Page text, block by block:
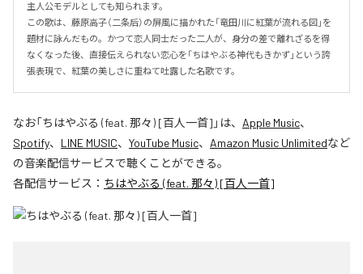
主人公モデルとしても知られます。
この歌は、藤原高子（二条后）の屏風に描かれた「竜田川に紅葉が流れる図」を
題材に詠んだもの。かつて恋人同士だった二人が、身分の差で離れざるを得
なくなった後、直接伝えられない恋心を「ちはやぶる神代もきかず」という誇
張表現で、紅葉の美しさに重ねて吐露した名歌です。
なお「ちはやぶる (feat. 那々) [百人一首] 」は、 Apple Music、
Spotify、 LINE MUSIC、 YouTube Music、 Amazon Music Unlimitedなど
の音楽配信サービスで聴くことができる。
各配信サービス： ちはやぶる (feat. 那々) [百人一首]